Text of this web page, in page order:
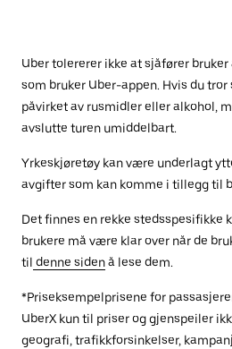
Uber tolererer ikke at sjåfører
som bruker Uber-appen. Hvis du
påvirket av rusmidler eller alkohol,
avslutte turen umiddelbart.
Yrkeskjøretøy kan være underlagt
avgifter som kan komme i tillegg til
Det finnes en rekke stedsspesifikke
brukere må være klar over når de
til denne sidenå lese dem.
*Priseksempelprisene for
UberX kun til priser og gjenspeiler
geografi, trafikkforsinkelser,